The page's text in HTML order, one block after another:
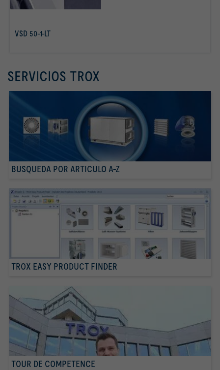
VSD 50-1-LT
SERVICIOS TROX
BUSQUEDA POR ARTICULO A-Z
TROX EASY PRODUCT FINDER
TOUR DE COMPETENCE